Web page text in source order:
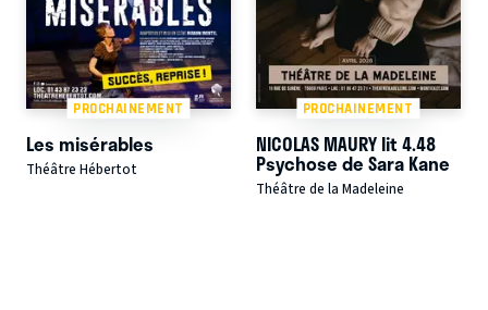
PROCHAINEMENT
Les misérables
Théâtre Hébertot
PROCHAINEMENT
NICOLAS MAURY lit 4.48
Psychose de Sara Kane
Théâtre de la Madeleine